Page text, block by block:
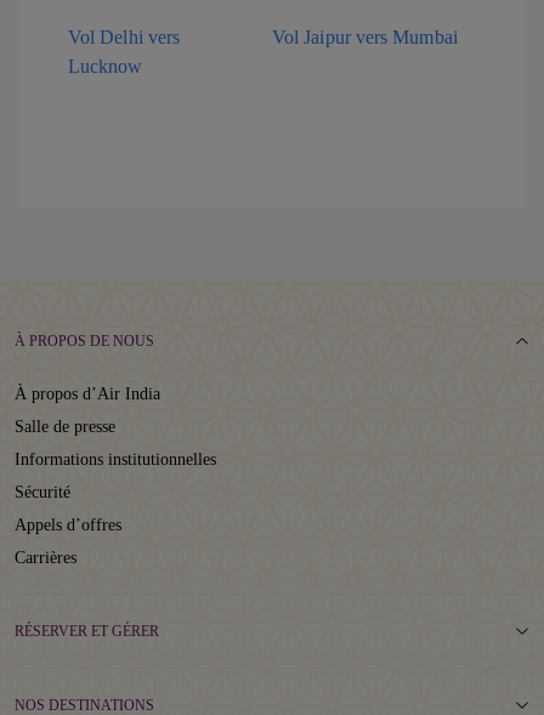
Vol Delhi vers
Lucknow
Vol Jaipur vers Mumbai
À PROPOS DE NOUS
À propos d’Air India
Salle de presse
Informations institutionnelles
Sécurité
Appels d’offres
Carrières
RÉSERVER ET GÉRER
NOS DESTINATIONS